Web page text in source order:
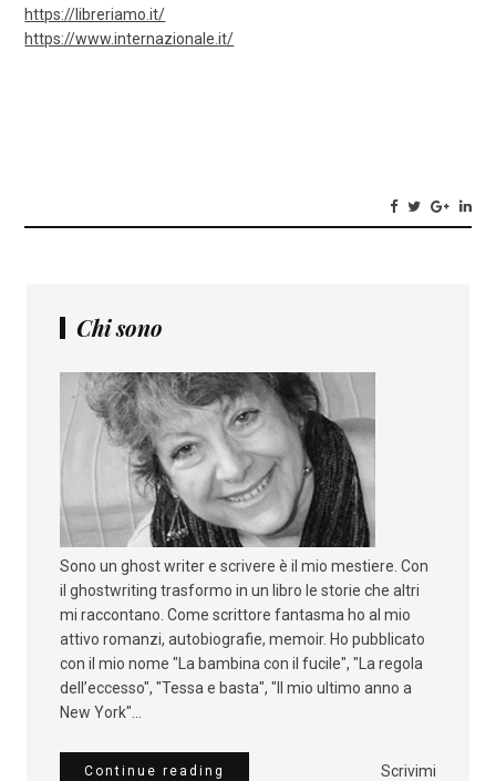
https://libreriamo.it/
https://www.internazionale.it/
Chi sono
Sono un ghost writer e scrivere è il mio mestiere. Con
il ghostwriting trasformo in un libro le storie che altri
mi raccontano. Come scrittore fantasma ho al mio
attivo romanzi, autobiografie, memoir. Ho pubblicato
con il mio nome "La bambina con il fucile", "La regola
dell’eccesso", "Tessa e basta", "Il mio ultimo anno a
New York"...
Scrivimi
Continue reading